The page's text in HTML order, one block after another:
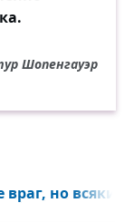
Шопенгауэр
враг, но